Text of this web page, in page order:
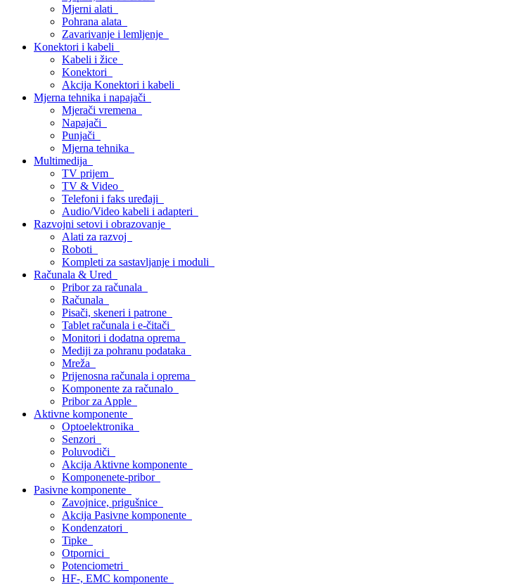
Mjerni alati
Pohrana alata
Zavarivanje i lemljenje
Konektori i kabeli
Kabeli i žice
Konektori
Akcija Konektori i kabeli
Mjerna tehnika i napajači
Mjerači vremena
Napajači
Punjači
Mjerna tehnika
Multimedija
TV prijem
TV & Video
Telefoni i faks uređaji
Audio/Video kabeli i adapteri
Razvojni setovi i obrazovanje
Alati za razvoj
Roboti
Kompleti za sastavljanje i moduli
Računala & Ured
Pribor za računala
Računala
Pisači, skeneri i patrone
Tablet računala i e-čitači
Monitori i dodatna oprema
Mediji za pohranu podataka
Mreža
Prijenosna računala i oprema
Komponente za računalo
Pribor za Apple
Aktivne komponente
Optoelektronika
Senzori
Poluvodiči
Akcija Aktivne komponente
Komponenete-pribor
Pasivne komponente
Zavojnice, prigušnice
Akcija Pasivne komponente
Kondenzatori
Tipke
Otpornici
Potenciometri
HF-, EMC komponente